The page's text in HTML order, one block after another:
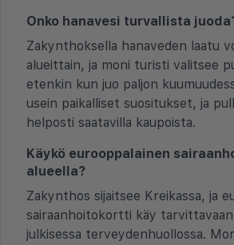
Onko hanavesi turvallista
Zakynthoksella hanaveden laatu
alueittain, ja moni turisti valitsee
etenkin kun juo paljon
usein paikalliset suositukset, ja
helposti saatavilla kaupoista.
Käykö eurooppalainen
alueella?
Zakynthos sijaitsee Kreikassa, ja
sairaanhoitokortti käy
julkisessa terveydenhuollossa.